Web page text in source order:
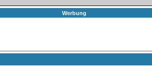
Werbung